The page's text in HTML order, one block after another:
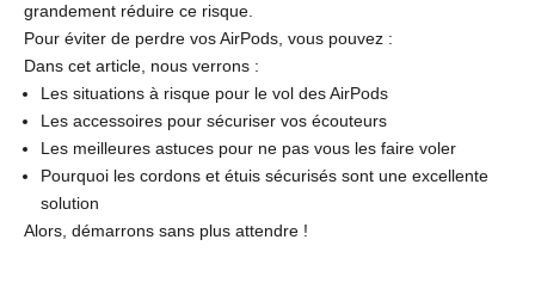
grandement réduire ce risque.
Pour éviter de perdre vos AirPods, vous pouvez :
Dans cet article, nous verrons :
Les situations à risque pour le vol des AirPods
Les accessoires pour sécuriser vos écouteurs
Les meilleures astuces pour ne pas vous les faire voler
Pourquoi les cordons et étuis sécurisés sont une excellente
solution
Alors, démarrons sans plus attendre !